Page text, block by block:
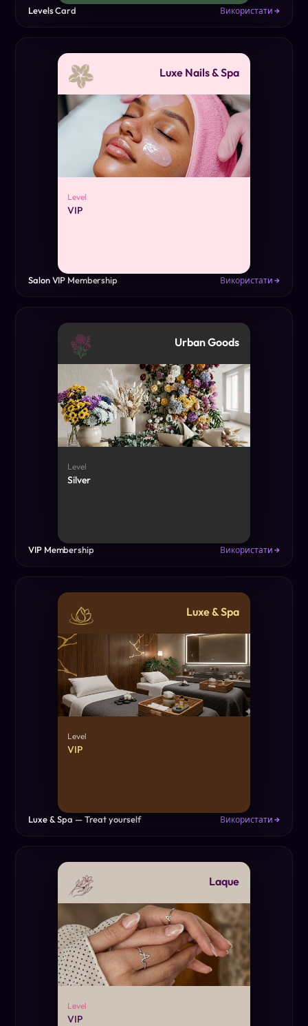
Levels Card Використати →
Luxe Nails & Spa
Level
VIP
Salon VIP Membership Використати →
Urban Goods
Level
Silver
VIP Membership Використати →
Luxe & Spa
Level
VIP
Luxe & Spa — Treat yourself Використати →
Laque
Level
VIP